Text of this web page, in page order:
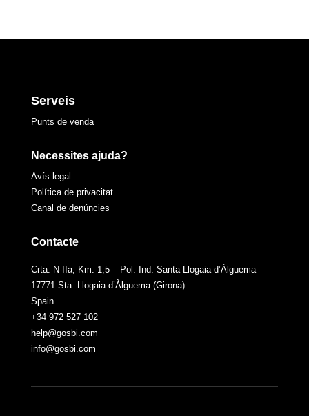
Serveis
Punts de venda
Necessites ajuda?
Avís legal
Política de privacitat
Canal de denúncies
Contacte
Crta. N-IIa, Km. 1,5 – Pol. Ind. Santa Llogaia d’Àlguema
17771 Sta. Llogaia d’Àlguema (Girona)
Spain
+34 972 527 102
help@gosbi.com
info@gosbi.com